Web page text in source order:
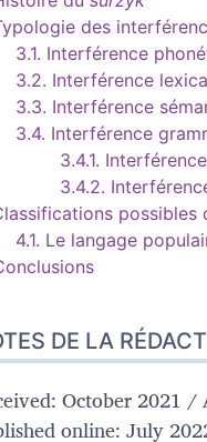
des
3.1. Interférence
3.2. Interférence
3.3. Interférence
3.4. Interférence
3.4.1.
3.4.2.
possibles
4.1. Le langage
DE LA
October 2021 /
online: July